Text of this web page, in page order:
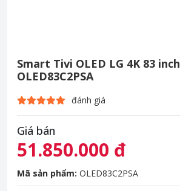
Smart Tivi OLED LG 4K 83 inch
OLED83C2PSA
đánh giá
Giá bán
51.850.000 đ
Mã sản phẩm: OLED83C2PSA